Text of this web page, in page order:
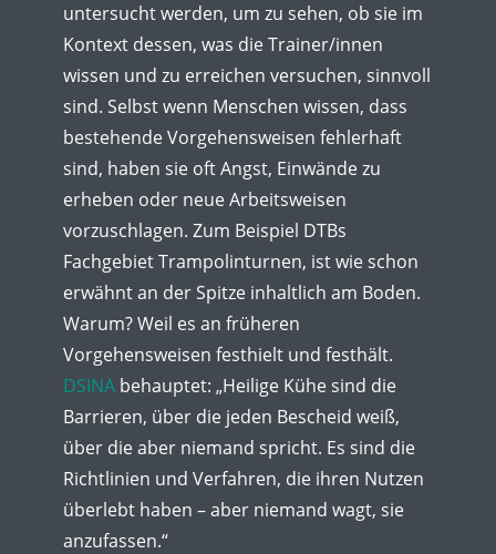
untersucht werden, um zu sehen, ob sie im
Kontext dessen, was die Trainer/innen
wissen und zu erreichen versuchen, sinnvoll
sind. Selbst wenn Menschen wissen, dass
bestehende Vorgehensweisen fehlerhaft
sind, haben sie oft Angst, Einwände zu
erheben oder neue Arbeitsweisen
vorzuschlagen. Zum Beispiel DTBs
Fachgebiet Trampolinturnen, ist wie schon
erwähnt an der Spitze inhaltlich am Boden.
Warum? Weil es an früheren
Vorgehensweisen festhielt und festhält.
DSINA behauptet: „Heilige Kühe sind die
Barrieren, über die jeden Bescheid weiß,
über die aber niemand spricht. Es sind die
Richtlinien und Verfahren, die ihren Nutzen
überlebt haben – aber niemand wagt, sie
anzufassen.“